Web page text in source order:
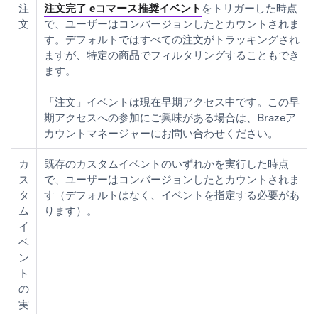
注
文
注文完了 eコマース推奨イベント をトリガーした時点
で、ユーザーはコンバージョンしたとカウントされま
す。デフォルトではすべての注文がトラッキングされ
ますが、特定の商品でフィルタリングすることもでき
ます。
「注文」イベントは現在早期アクセス中です。この早
期アクセスへの参加にご興味がある場合は、Brazeア
カウントマネージャーにお問い合わせください。
カ
ス
タ
ム
イ
ベ
ン
ト
の
実
既存のカスタムイベントのいずれかを実行した時点
で、ユーザーはコンバージョンしたとカウントされま
す（デフォルトはなく、イベントを指定する必要があ
ります）。